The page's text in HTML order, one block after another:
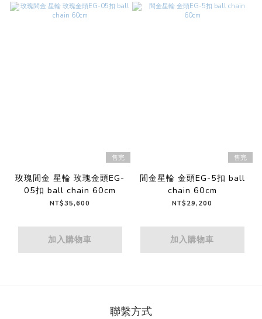
售完
玫瑰間金 星輪 玫瑰金頭EG-
05扣 ball chain 60cm
NT$35,600
加入購物車
售完
間金星輪 金頭EG-5扣 ball
chain 60cm
NT$29,200
加入購物車
聯繫方式